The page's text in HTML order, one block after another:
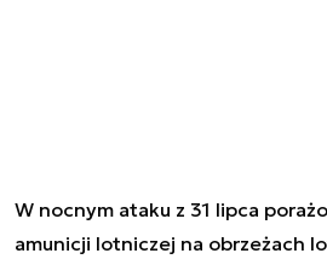
W nocnym ataku z 31 lipca
amunicji lotniczej na obrzeżach